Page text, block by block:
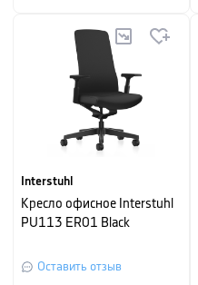
Interstuhl
Кресло офисное Interstuhl
PU113 ER01 Black
Оставить отзыв